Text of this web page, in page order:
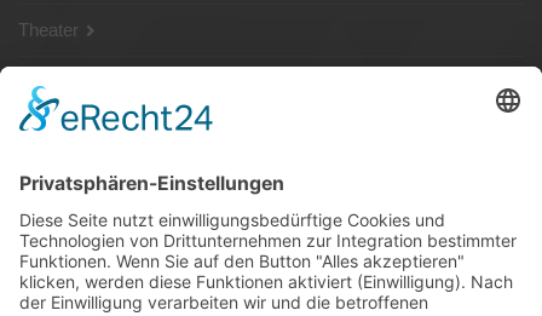
Theater
SG Shop
Sponsoren
Kontakt
Social Media